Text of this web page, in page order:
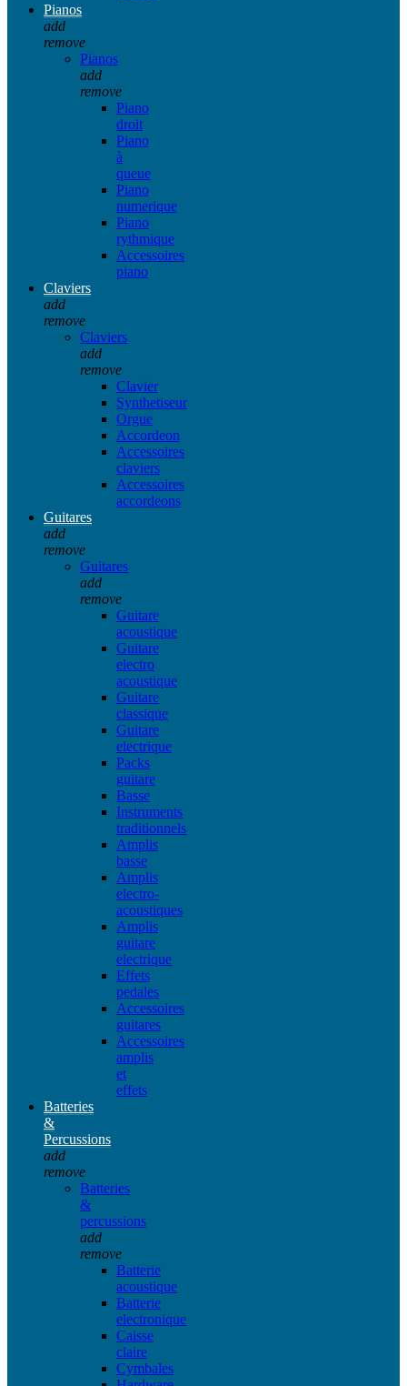
Pianos
add
remove
Pianos
add
remove
Piano
droit
Piano
à
queue
Piano
numerique
Piano
rythmique
Accessoires
piano
Claviers
add
remove
Claviers
add
remove
Clavier
Synthetiseur
Orgue
Accordeon
Accessoires
claviers
Accessoires
accordeons
Guitares
add
remove
Guitares
add
remove
Guitare
acoustique
Guitare
electro
acoustique
Guitare
classique
Guitare
electrique
Packs
guitare
Basse
Instruments
traditionnels
Amplis
basse
Amplis
electro-
acoustiques
Amplis
guitare
electrique
Effets
pedales
Accessoires
guitares
Accessoires
amplis
et
effets
Batteries
&
Percussions
add
remove
Batteries
&
percussions
add
remove
Batterie
acoustique
Batterie
electronique
Caisse
claire
Cymbales